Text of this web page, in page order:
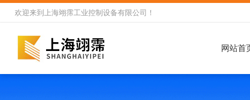
欢迎来到 上海翊霈工业控制设备有限公司 ！
网站首